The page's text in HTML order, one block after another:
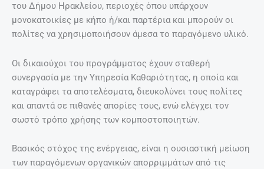
του Δήμου Ηρακλείου, περιοχές όπου υπάρχουν
μονοκατοικίες με κήπο ή/και παρτέρια και μπορούν οι
πολίτες να χρησιμοποιήσουν άμεσα το παραγόμενο υλικό.
Οι δικαιούχοι του προγράμματος έχουν σταθερή
συνεργασία με την Υπηρεσία Καθαριότητας, η οποία και
καταγράφει τα αποτελέσματα, διευκολύνει τους πολίτες
και απαντά σε πιθανές απορίες τους, ενώ ελέγχει τον
σωστό τρόπο χρήσης των κομποστοποιητών.
Βασικός στόχος της ενέργειας, είναι η ουσιαστική μείωση
των παραγόμενων οργανικών απορριμμάτων από τις